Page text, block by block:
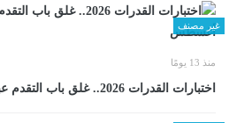
غير مصنف
منذ 13 يومًا
اختبارات القدرات 2026.. غلق باب التقدم عبر موقع التنسيق 6 أغسطس